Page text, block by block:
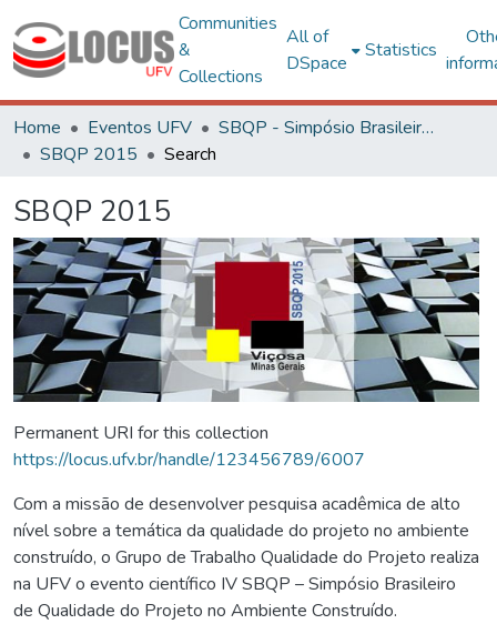
Communities
&
Collections
All of
DSpace
Statistics
Home Eventos UFV
SBQP - Simpósio Brasileiro de Qualidade do Projeto no Ambiente Construído
SBQP 2015
Search
SBQP 2015
Permanent URI for this collection
https://locus.ufv.br/handle/123456789/6007
Com a missão de desenvolver pesquisa acadêmica de alto
nível sobre a temática da qualidade do projeto no ambiente
construído, o Grupo de Trabalho Qualidade do Projeto realiza
na UFV o evento científico IV SBQP – Simpósio Brasileiro
de Qualidade do Projeto no Ambiente Construído.